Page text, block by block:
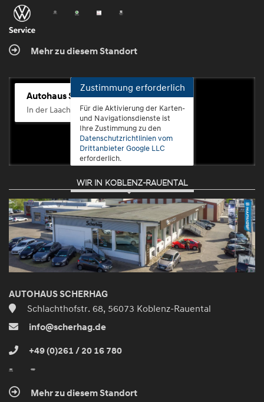
Mehr zu diesem Standort
Autohaus Scherhag
In der Laach 76, 56072 Koblenz-Güls
Zustimmung erforderlich
Für die Aktivierung der Karten-
und Navigationsdienste ist
Ihre Zustimmung zu den
Datenschutzrichtlinien vom
Drittanbieter Google LLC
erforderlich.
Zustimmen
und
aktivieren
WIR IN KOBLENZ-RAUENTAL
AUTOHAUS SCHERHAG
Schlachthofstr. 68, 56073 Koblenz-Rauental
info@scherhag.de
+49 (0)261 / 20 16 780
Mehr zu diesem Standort